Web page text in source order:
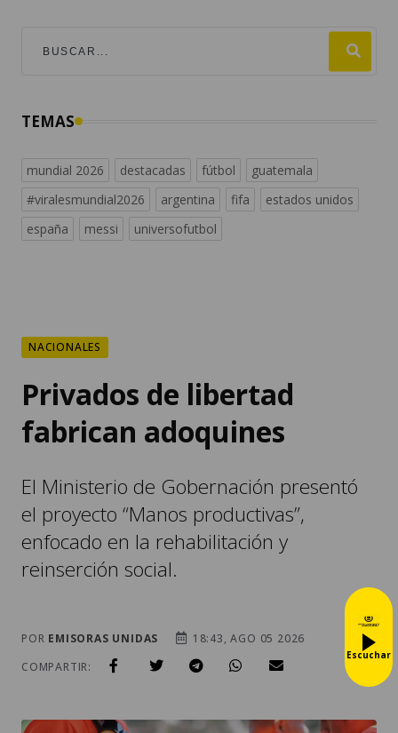
TEMAS
mundial 2026 destacadas fútbol
guatemala
#viralesmundial2026
argentina fifa
estados unidos
españa
messi universofutbol
NACIONALES
Privados de libertad
fabrican adoquines
El Ministerio de Gobernación presentó
el proyecto “Manos productivas”,
enfocado en la rehabilitación y
reinserción social.
POR EMISORAS UNIDAS
18:43, AGO 05 2026
COMPARTIR:
Escuchar